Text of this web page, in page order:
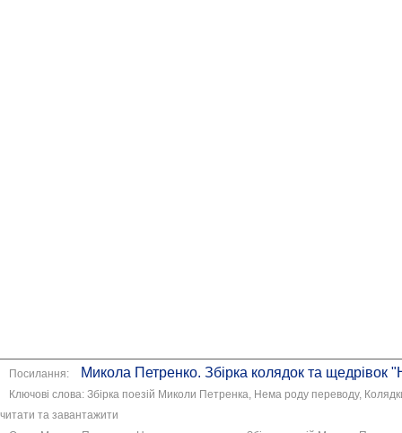
Посилання: Микола Петренко. Збірка колядок та щедрівок
Ключові слова: Збірка поезій Миколи Петренка, Нема роду переводу,
читати та завантажити